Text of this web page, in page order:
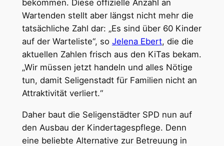
bekommen. Diese offizielle Anzahl an
Wartenden stellt aber längst nicht mehr die
tatsächliche Zahl dar: „Es sind über 60 Kinder
auf der Warteliste“, so Jelena Ebert, die die
aktuellen Zahlen frisch aus den KiTas bekam.
„Wir müssen jetzt handeln und alles Nötige
tun, damit Seligenstadt für Familien nicht an
Attraktivität verliert.“
Daher baut die Seligenstädter SPD nun auf
den Ausbau der Kindertagespflege. Denn
eine beliebte Alternative zur Betreuung in